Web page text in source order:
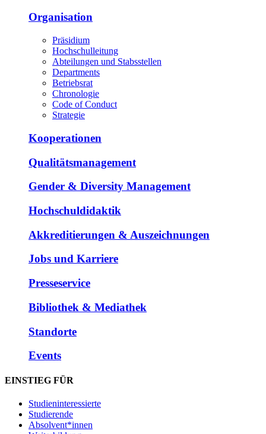
Organisation
Präsidium
Hochschulleitung
Abteilungen und Stabsstellen
Departments
Betriebsrat
Chronologie
Code of Conduct
Strategie
Kooperationen
Qualitätsmanagement
Gender & Diversity Management
Hochschuldidaktik
Akkreditierungen & Auszeichnungen
Jobs und Karriere
Presseservice
Bibliothek & Mediathek
Standorte
Events
EINSTIEG FÜR
Studieninteressierte
Studierende
Absolvent*innen